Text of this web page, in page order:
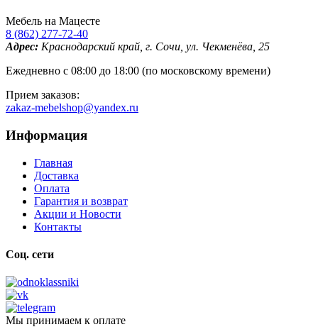
Мебель на Мацесте
8 (862) 277-72-40
Адрес: Краснодарский край, г. Сочи, ул. Чекменёва, 25
Ежедневно с 08:00 до 18:00 (по московскому времени)
Прием заказов:
zakaz-mebelshop@yandex.ru
Информация
Главная
Доставка
Оплата
Гарантия и возврат
Акции и Новости
Контакты
Соц. сети
Мы принимаем к оплате